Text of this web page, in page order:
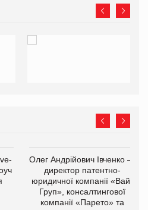
Олег Андрійович Івченко —
директор патентно-
юридичної компанії «Вайз
Груп», консалтингової
компанії «Парето» та